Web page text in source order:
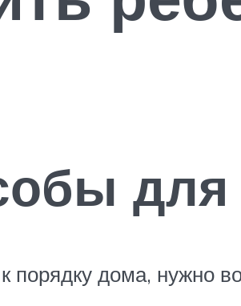
для
порядку дома, нужно